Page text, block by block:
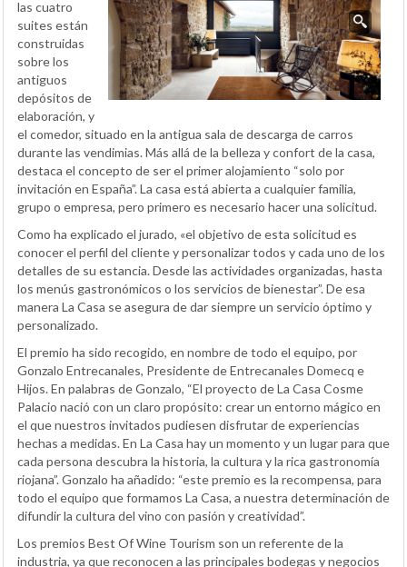
las cuatro
suites están
construidas
sobre los
antiguos
depósitos de
elaboración, y
el comedor, situado en la antigua sala de descarga de carros
durante las vendimias. Más allá de la belleza y confort de la casa,
destaca el concepto de ser el primer alojamiento “solo por
invitación en España”. La casa está abierta a cualquier familia,
grupo o empresa, pero primero es necesario hacer una solicitud.
Como ha explicado el jurado, «el objetivo de esta solicitud es
conocer el perfil del cliente y personalizar todos y cada uno de los
detalles de su estancia. Desde las actividades organizadas, hasta
los menús gastronómicos o los servicios de bienestar”. De esa
manera La Casa se asegura de dar siempre un servicio óptimo y
personalizado.
El premio ha sido recogido, en nombre de todo el equipo, por
Gonzalo Entrecanales, Presidente de Entrecanales Domecq e
Hijos. En palabras de Gonzalo, “El proyecto de La Casa Cosme
Palacio nació con un claro propósito: crear un entorno mágico en
el que nuestros invitados pudiesen disfrutar de experiencias
hechas a medidas. En La Casa hay un momento y un lugar para que
cada persona descubra la historia, la cultura y la rica gastronomía
riojana”. Gonzalo ha añadido: “este premio es la recompensa, para
todo el equipo que formamos La Casa, a nuestra determinación de
difundir la cultura del vino con pasión y creatividad”.
Los premios Best Of Wine Tourism son un referente de la
industria, ya que reconocen a las principales bodegas y negocios